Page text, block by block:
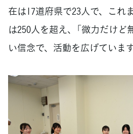
在は17道府県で23人で、これ
は250人を超え、「微力だけど
い信念で、活動を広げています